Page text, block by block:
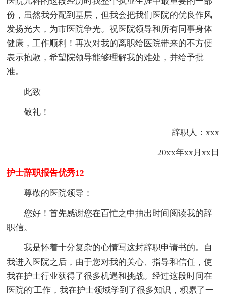
份，虽然我分配到基层，但我会把我们医院的优良作风
发扬光大，为市医院争光。祝医院领导和所有同事身体
健康，工作顺利！再次对我的离职给医院带来的不方便
表示抱歉，希望院领导能够理解我的难处，并给予批
准。
此致
敬礼！
辞职人：xxx
20xx年xx月xx日
护士辞职报告优秀12
尊敬的医院领导：
您好！首先感谢您在百忙之中抽出时间阅读我的辞
职信。
我是怀着十分复杂的心情写这封辞职申请书的。自
我进入医院之后，由于您对我的关心、指导和信任，使
我在护士行业获得了很多机遇和挑战。经过这段时间在
医院的'工作，我在护士领域学到了很多知识，积累了一